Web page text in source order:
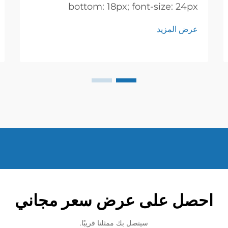
bottom: 18px; font-size: 24px
height: normal; } h3 { margin-top:
عرض المزيد
احصل على عرض سعر مجاني
سيتصل بك ممثلنا قريبًا.